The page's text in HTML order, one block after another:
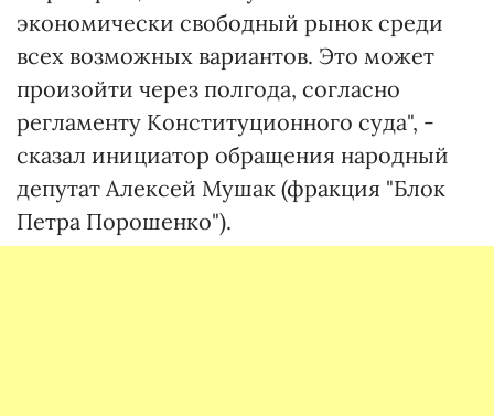
экономически свободный рынок среди
всех возможных вариантов. Это может
произойти через полгода, согласно
регламенту Конституционного суда", -
сказал инициатор обращения народный
депутат Алексей Мушак (фракция "Блок
Петра Порошенко").